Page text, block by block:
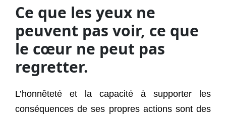
Ce que les yeux ne
peuvent pas voir, ce que
le cœur ne peut pas
regretter.
L’honnêteté et la capacité à supporter les
conséquences de ses propres actions sont des